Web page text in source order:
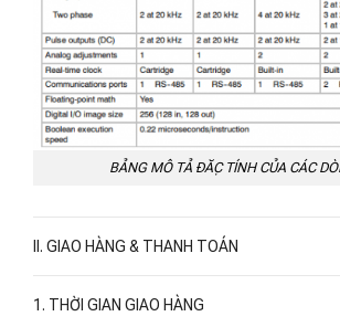
BẢNG MÔ TẢ ĐẶC TÍNH CỦA CÁC
II. GIAO HÀNG & THANH TOÁN
1. THỜI GIAN GIAO HÀNG